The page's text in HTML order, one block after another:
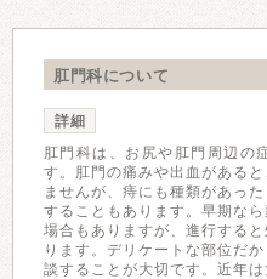
肛門科について
詳細
肛門科は、お尻や肛門周辺の
す。肛門の痛みや出血がある
ませんが、痔にも種類があっ
することもあります。早期な
場合もありますが、進行する
ります。デリケートな部位だ
談することが大切です。近年